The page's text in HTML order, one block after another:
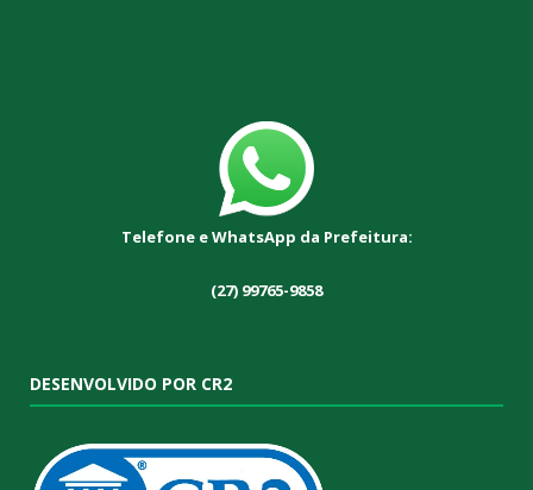
Telefone e WhatsApp da Prefeitura:
(27) 99765-9858
DESENVOLVIDO POR CR2